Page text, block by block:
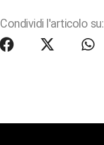
Condividi l'articolo su: